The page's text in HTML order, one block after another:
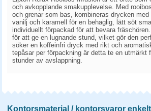
och avkopplande smakupplevelse. Med
och grenar som bas, kombineras drycken
vanilj och karamell för en behaglig, lätt söt
individuellt förpackad för att bevara
för att ge en lugnande stund, vilket gör den
söker en koffeinfri dryck med rikt och
tepåsar per förpackning är detta te en utmärkt
stunder av avslappning.
Kontorsmaterial / kontorsvaror